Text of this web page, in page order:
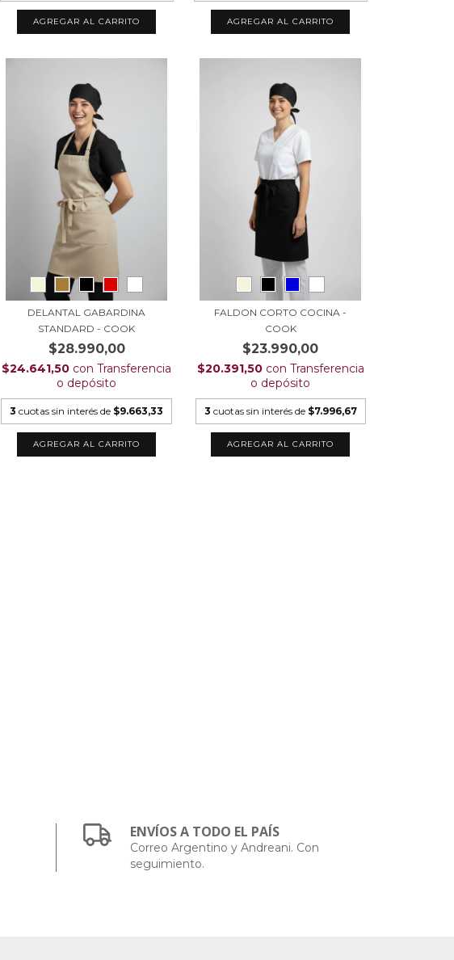
AGREGAR AL CARRITO AGREGAR AL CARRITO
DELANTAL GABARDINA
STANDARD - COOK
$28.990,00
$24.641,50 con Transferencia
o depósito
3 cuotas sin interés de $9.663,33
AGREGAR AL CARRITO
FALDON CORTO COCINA -
COOK
$23.990,00
$20.391,50 con Transferencia
o depósito
3 cuotas sin interés de $7.996,67
AGREGAR AL CARRITO
ENVÍOS A TODO EL PAÍS
Correo Argentino y Andreani. Con
seguimiento.